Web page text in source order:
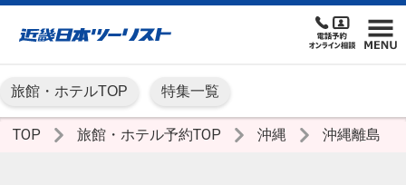
旅館・ホテルTOP 特集一覧
TOP 旅館・ホテル予約TOP 沖縄 沖縄離島